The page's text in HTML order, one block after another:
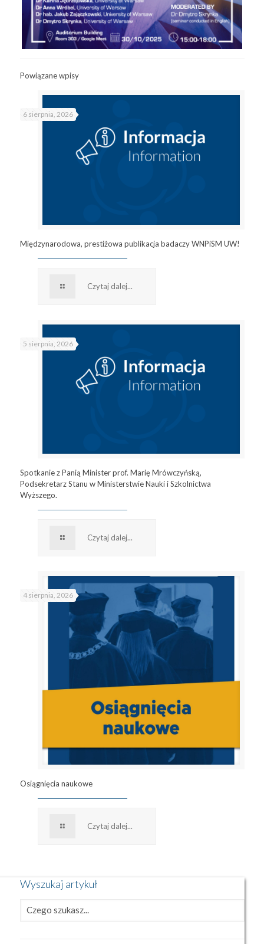
Powiązane wpisy
6 sierpnia, 2026
Międzynarodowa, prestiżowa publikacja badaczy WNPiSM UW!
Czytaj dalej...
5 sierpnia, 2026
Spotkanie z Panią Minister prof. Marię Mrówczyńską,
Podsekretarz Stanu w Ministerstwie Nauki i Szkolnictwa
Wyższego.
Czytaj dalej...
4 sierpnia, 2026
Osiągnięcia naukowe
Czytaj dalej...
Wyszukaj artykuł